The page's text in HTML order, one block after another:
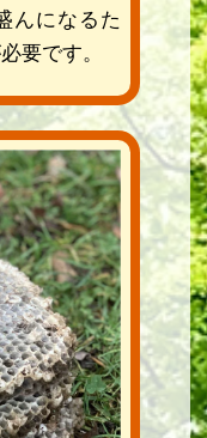
んになるた
要です。